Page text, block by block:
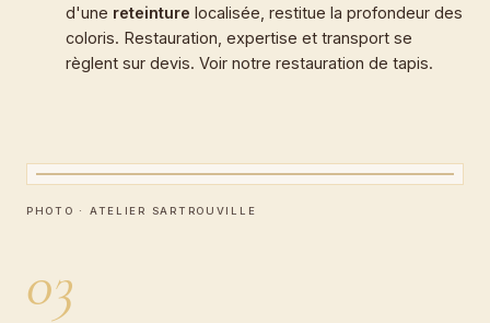
d'une reteinture localisée, restitue la profondeur des
coloris. Restauration, expertise et transport se
règlent sur devis. Voir notre restauration de tapis.
PHOTO · ATELIER SARTROUVILLE
03